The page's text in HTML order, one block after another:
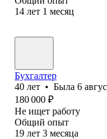
14 лет 1 месяц
Бухгалтер
40 лет • Была 6
180 000 ₽
Не ищет работу
Общий опыт
19 лет 3 месяца